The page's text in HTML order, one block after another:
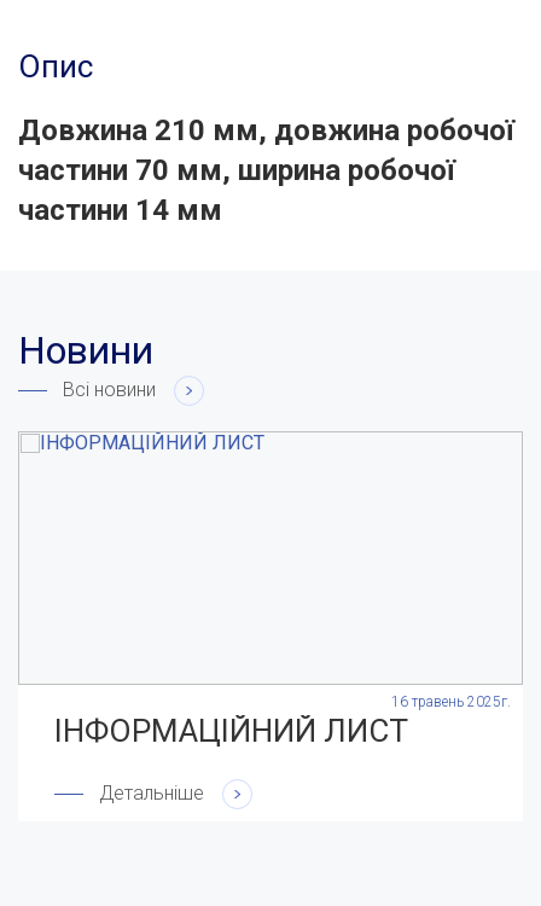
Опис
Довжина 210 мм, довжина робочої
частини 70 мм, ширина робочої
частини 14 мм
Новини
Всі новини
16 травень 2025г.
ІНФОРМАЦІЙНИЙ ЛИСТ
Детальніше